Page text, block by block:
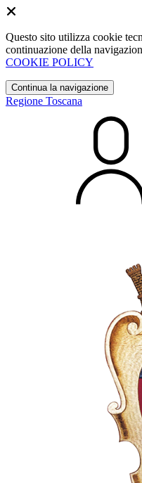
Questo sito utilizza cookie
continuazione della
COOKIE POLICY
Continua la navigazione
Regione Toscana